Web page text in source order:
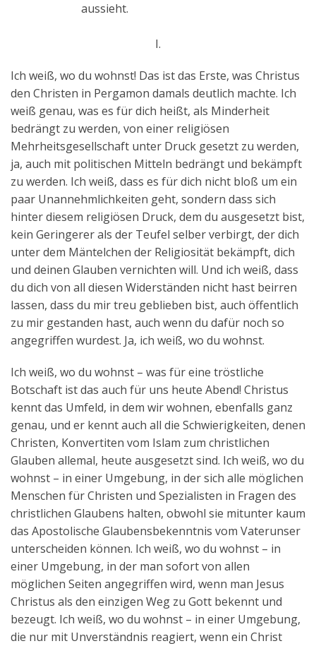
aussieht.
I.
Ich weiß, wo du wohnst! Das ist das Erste, was Christus
den Christen in Pergamon damals deutlich machte. Ich
weiß genau, was es für dich heißt, als Minderheit
bedrängt zu werden, von einer religiösen
Mehrheitsgesellschaft unter Druck gesetzt zu werden,
ja, auch mit politischen Mitteln bedrängt und bekämpft
zu werden. Ich weiß, dass es für dich nicht bloß um ein
paar Unannehmlichkeiten geht, sondern dass sich
hinter diesem religiösen Druck, dem du ausgesetzt bist,
kein Geringerer als der Teufel selber verbirgt, der dich
unter dem Mäntelchen der Religiosität bekämpft, dich
und deinen Glauben vernichten will. Und ich weiß, dass
du dich von all diesen Widerständen nicht hast beirren
lassen, dass du mir treu geblieben bist, auch öffentlich
zu mir gestanden hast, auch wenn du dafür noch so
angegriffen wurdest. Ja, ich weiß, wo du wohnst.
Ich weiß, wo du wohnst – was für eine tröstliche
Botschaft ist das auch für uns heute Abend! Christus
kennt das Umfeld, in dem wir wohnen, ebenfalls ganz
genau, und er kennt auch all die Schwierigkeiten, denen
Christen, Konvertiten vom Islam zum christlichen
Glauben allemal, heute ausgesetzt sind. Ich weiß, wo du
wohnst – in einer Umgebung, in der sich alle möglichen
Menschen für Christen und Spezialisten in Fragen des
christlichen Glaubens halten, obwohl sie mitunter kaum
das Apostolische Glaubensbekenntnis vom Vaterunser
unterscheiden können. Ich weiß, wo du wohnst – in
einer Umgebung, in der man sofort von allen
möglichen Seiten angegriffen wird, wenn man Jesus
Christus als den einzigen Weg zu Gott bekennt und
bezeugt. Ich weiß, wo du wohnst – in einer Umgebung,
die nur mit Unverständnis reagiert, wenn ein Christ